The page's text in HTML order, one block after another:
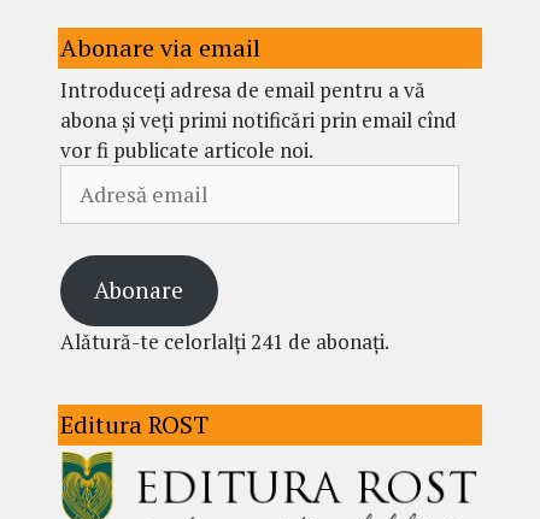
Abonare via email
Introduceți adresa de email pentru a vă
abona și veți primi notificări prin email cînd
vor fi publicate articole noi.
email
Abonare
Alătură-te celorlalți 241 de abonați.
Editura ROST